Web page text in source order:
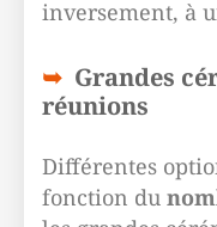
inversement, à
Grandes
réunions
Différentes
fonction du